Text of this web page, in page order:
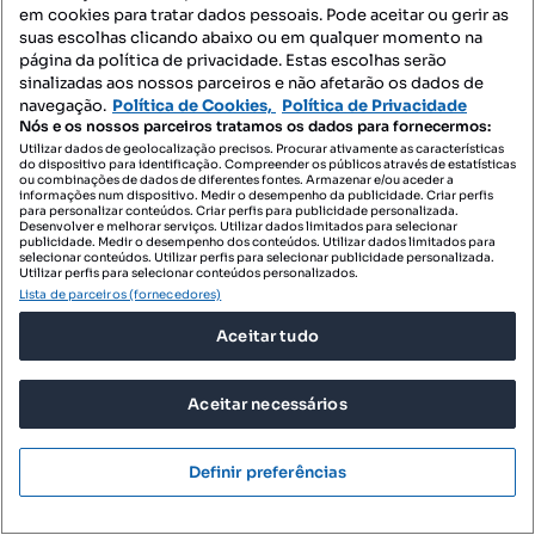
Negocios Pontuais
Profissional
em cookies para tratar dados pessoais. Pode aceitar ou gerir as
suas escolhas clicando abaixo ou em qualquer momento na
página da política de privacidade. Estas escolhas serão
sinalizadas aos nossos parceiros e não afetarão os dados de
navegação. Política de Cookies, Política de Privacidade
Nós e os nossos parceiros tratamos os dados para fornecermos:
Utilizar dados de geolocalização precisos. Procurar ativamente as características
do dispositivo para identificação. Compreender os públicos através de estatísticas
ou combinações de dados de diferentes fontes. Armazenar e/ou aceder a
informações num dispositivo. Medir o desempenho da publicidade. Criar perfis
para personalizar conteúdos. Criar perfis para publicidade personalizada.
Desenvolver e melhorar serviços. Utilizar dados limitados para selecionar
publicidade. Medir o desempenho dos conteúdos. Utilizar dados limitados para
selecionar conteúdos. Utilizar perfis para selecionar publicidade personalizada.
Utilizar perfis para selecionar conteúdos personalizados.
Lista de parceiros (fornecedores)
Aceitar tudo
Aceitar necessários
Definir preferências